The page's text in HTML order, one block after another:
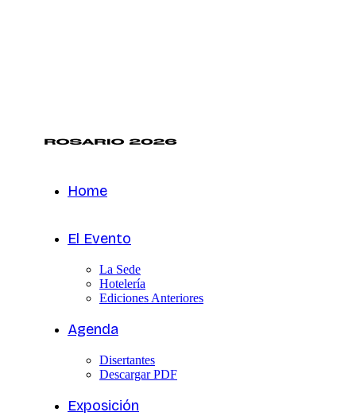
Home
El Evento
La Sede
Hotelería
Ediciones Anteriores
Agenda
Disertantes
Descargar PDF
Exposición